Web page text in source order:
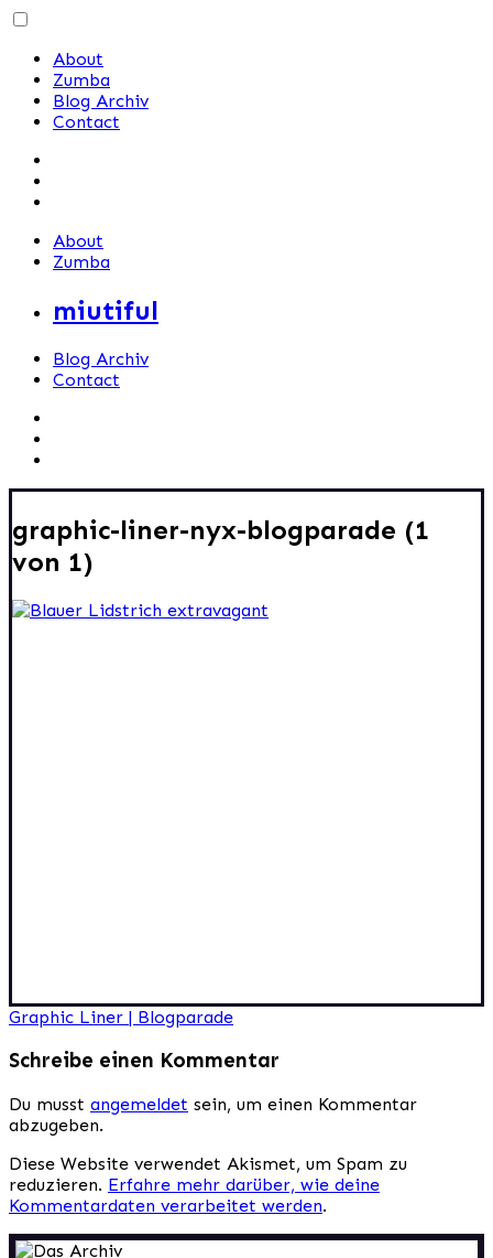
Skip
contentAbout
Zumba
Blog Archiv
Contact
About
Zumba
miutiful
Blog Archiv
Contact
graphic-liner-nyx-blogparade (1
von 1)
Beitragsnavigation
Graphic Liner | Blogparade
Schreibe einen Kommentar
Du musst angemeldet sein, um einen Kommentar
abzugeben.
Diese Website verwendet Akismet, um Spam zu
reduzieren. Erfahre mehr darüber, wie deine
Kommentardaten verarbeitet werden.